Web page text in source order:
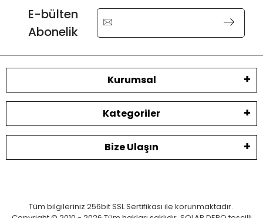
E-bülten
Abonelik
Kurumsal
Kategoriler
Bize Ulaşın
Tüm bilgileriniz 256bit SSL Sertifikası ile korunmaktadır.